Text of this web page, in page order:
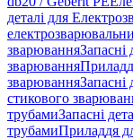
деталі для
зварюванняЗапасні
зварювання
зварюванняЗапасні
стикового
трубамиЗапасні
трубамиПриладдя